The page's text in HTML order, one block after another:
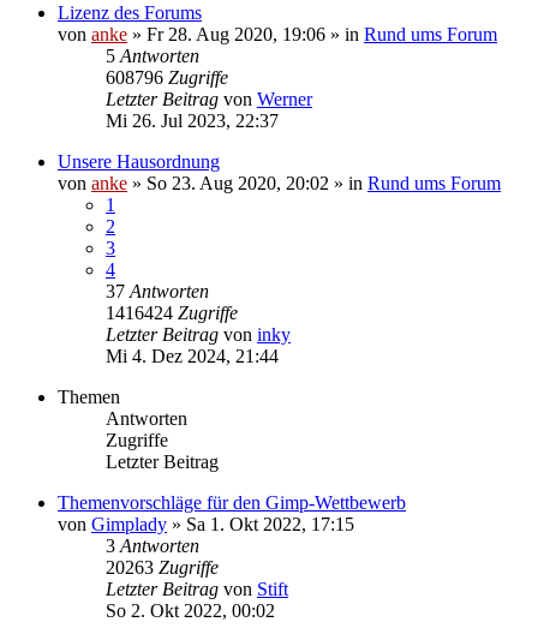
Lizenz des Forums
von anke » Fr 28. Aug 2020, 19:06 » in Rund ums Forum
5 Antworten
608796 Zugriffe
Letzter Beitrag von Werner
Mi 26. Jul 2023, 22:37
Unsere Hausordnung
von anke » So 23. Aug 2020, 20:02 » in Rund ums Forum
1
2
3
4
37 Antworten
1416424 Zugriffe
Letzter Beitrag von inky
Mi 4. Dez 2024, 21:44
Themen
Antworten
Zugriffe
Letzter Beitrag
Themenvorschläge für den Gimp-Wettbewerb
von Gimplady » Sa 1. Okt 2022, 17:15
3 Antworten
20263 Zugriffe
Letzter Beitrag von Stift
So 2. Okt 2022, 00:02